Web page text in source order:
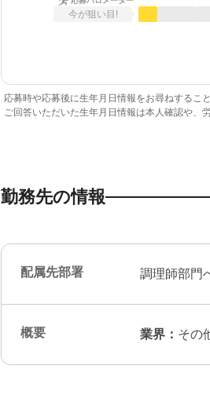
今が狙い目!
応募時や応募後に生年月日情報をお尋ねするこ
ご回答いただいた生年月日情報は本人確認や、
勤務先の情報
配属先部署 調理師部門
概要 業界： その